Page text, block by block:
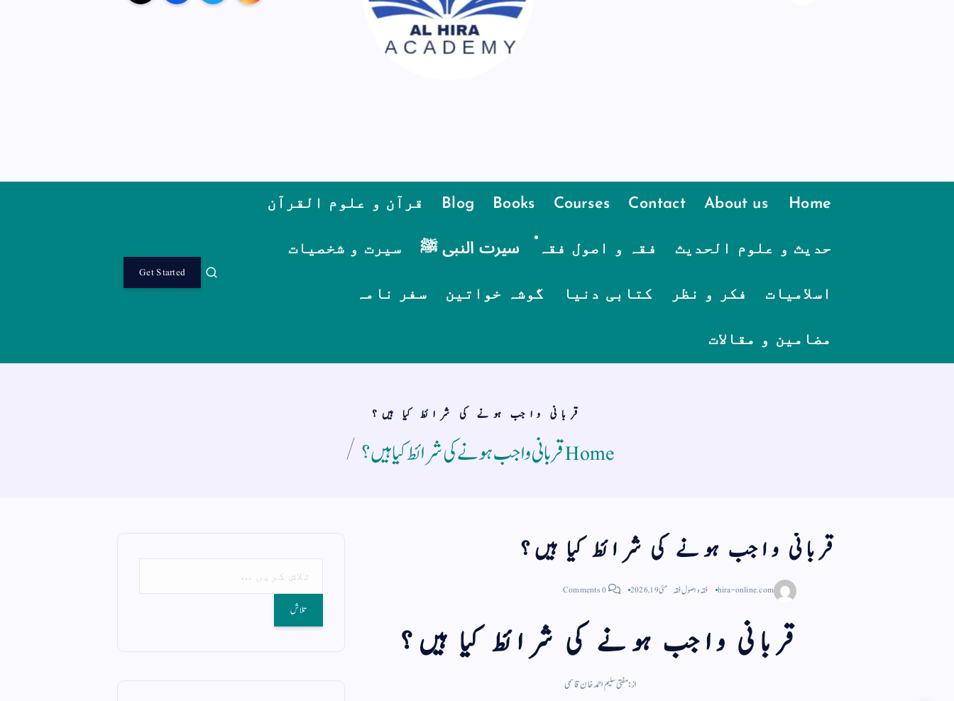
اتر کر حرا سے سوئے قوم آیا - اور اک نسخہ کیمیا ساتھ لایا
Home
About us
Contact
Courses
Books
Blog قرآن و علوم القرآن
حدیث و علوم الحدیث فقہ و اصول فقہ سیرت النبی ﷺ سیرت و شخصیات
اسلامیات فکر و نظر کتابی دنیا گوشہ خواتین سفر نامہ
مضامین و مقالات
Get Started
قربانی واجب ہونے کی شرائط کیا ہیں؟
Homeقربانی واجب ہونے کی شرائط کیا ہیں؟
قربانی واجب ہونے کی شرائط کیا ہیں؟
hira-online.com فقہ و اصول فقہ مئی 19, 2026
قربانی واجب ہونے کی شرائط کیا ہیں؟
از : مفتی سلیم احمد خان قاسمی